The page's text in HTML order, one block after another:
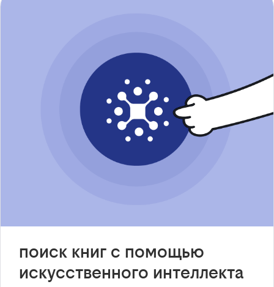
поиск книг с помощью
искусственного интеллекта